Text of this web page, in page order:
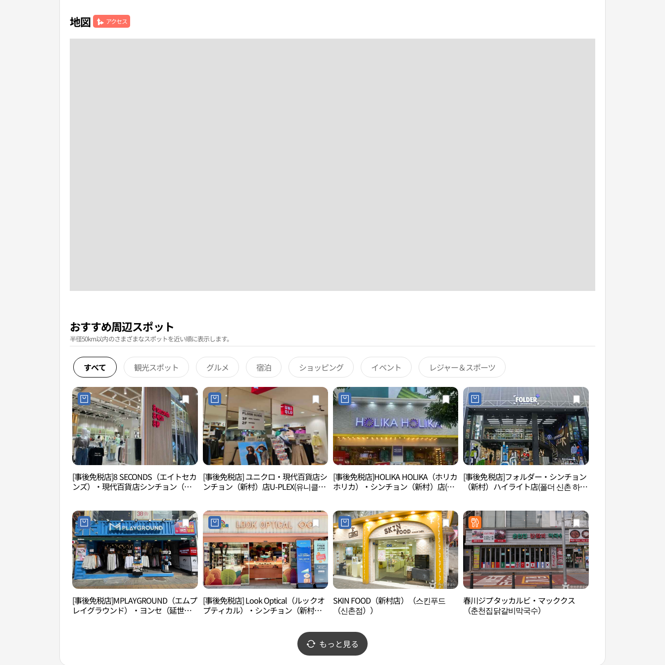
地図 アクセス
おすすめ周辺スポット
半径50km以内のさまざまなスポットを近い順に表示します。
すべて 観光スポット グルメ 宿泊 ショッピング イベント レジャー＆スポーツ
[事後免税店]8 SECONDS（エイトセカ
ンズ）・現代百貨店シンチョン（新
[事後免税店] ユニクロ・現代百貨店シ
ンチョン（新村）店U-PLEX(유니클로
[事後免税店]HOLIKA HOLIKA（ホリカ
ホリカ）・シンチョン（新村）店(홀
[事後免税店]フォルダー・シンチョン
（新村）ハイライト店(폴더 신촌 하이
[事後免税店]MPLAYGROUND（エムプ
レイグラウンド）・ヨンセ（延世）
[事後免税店] Look Optical（ルックオ
プティカル）・シンチョン（新村）
SKIN FOOD（新村店）（스킨푸드
（신촌점））
春川ジプタッカルビ・マッククス
（춘천집닭갈비막국수）
もっと見る